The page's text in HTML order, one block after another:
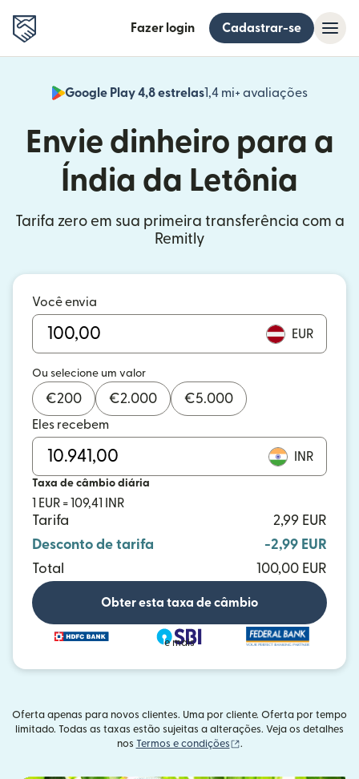
Fazer login Cadastrar-se
Google Play 4,8 estrelas1,4 mi+ avaliações
(abre
Envie dinheiro para a
Índia da Letônia
Tarifa zero em sua primeira transferência com a
Remitly
Você envia
EUR
Ou selecione um valor
€200 €2.000 €5.000
Eles recebem
INR
Taxa de câmbio diária
1 EUR = 109,41 INR
Tarifa
2,99 EUR
Desconto de tarifa
-2,99 EUR
Total
100,00 EUR
Obter esta taxa de câmbio
e mais
Oferta apenas para novos clientes. Uma por cliente. Oferta por tempo
limitado. Todas as taxas estão sujeitas a alterações. Veja os detalhes
nos Termos e condições (abre em uma nova
.